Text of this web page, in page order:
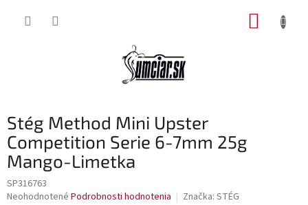
Stég Method Mini Upster
Competition Serie 6-7mm 25g
Mango-Limetka
SP316763
Priemerné
Neohodnotené Podrobnosti hodnotenia Značka: STÉG